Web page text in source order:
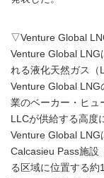
▽Venture Global
Venture Global LNG
れる液化天然ガス（
Venture Global LNG
業のベーカー・ヒュ
LLCが供給する高度
Venture Global LNG
Calcasieu Pass施設
る区域に位置する